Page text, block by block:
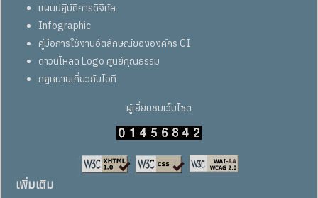
แผนปฏิบัติการดิจิทัล
Infographic
คู่มือการใช้งานอัตลักษณ์ขององค์กร CI
ดาวน์โหลด Logo ศูนย์คุณธรรม
กฎหมายเกี่ยวกับไอที
ผู้เยี่ยมชมเว็บไซต์
เพิ่มเติม